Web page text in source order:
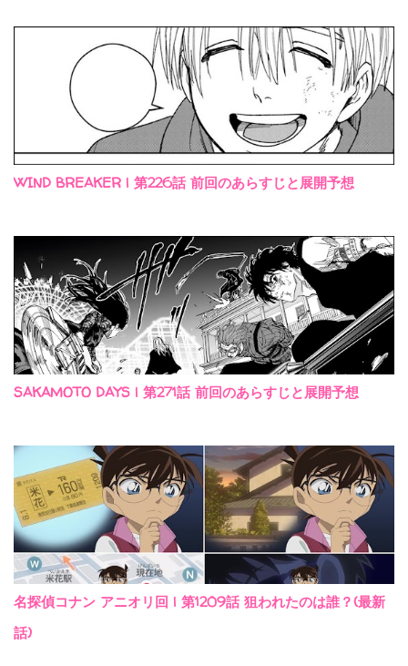
WIND BREAKER | 第226話 前回のあらすじと展開予想
SAKAMOTO DAYS | 第271話 前回のあらすじと展開予想
名探偵コナン アニオリ回 | 第1209話 狙われたのは誰？(最新
話)